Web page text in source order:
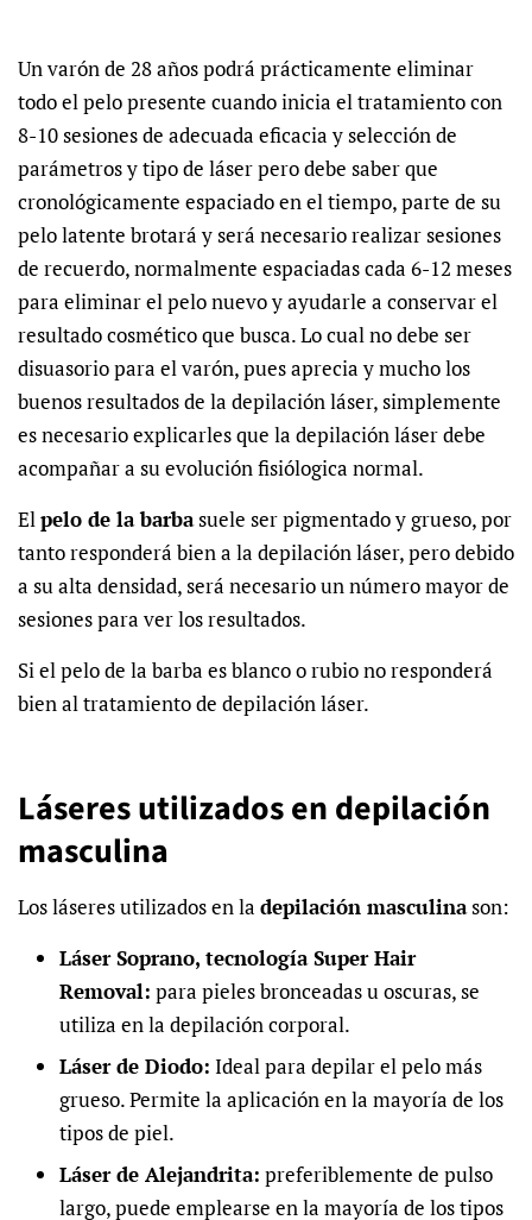
Un varón de 28 años podrá prácticamente eliminar
todo el pelo presente cuando inicia el tratamiento con
8-10 sesiones de adecuada eficacia y selección de
parámetros y tipo de láser pero debe saber que
cronológicamente espaciado en el tiempo, parte de su
pelo latente brotará y será necesario realizar sesiones
de recuerdo, normalmente espaciadas cada 6-12 meses
para eliminar el pelo nuevo y ayudarle a conservar el
resultado cosmético que busca. Lo cual no debe ser
disuasorio para el varón, pues aprecia y mucho los
buenos resultados de la depilación láser, simplemente
es necesario explicarles que la depilación láser debe
acompañar a su evolución fisiólogica normal.
Elpelo de la barbasuele ser pigmentado y grueso, por
tanto responderá bien a la depilación láser, pero debido
a su alta densidad, será necesario un número mayor de
sesiones para ver los resultados.
Si el pelo de la barba es blanco o rubio no responderá
bien al tratamiento de depilación láser.
Láseres utilizados en depilación
masculina
Los láseres utilizados en la depilación masculinason:
Láser Soprano, tecnología Super Hair
Removal: para pieles bronceadas u oscuras, se
utiliza en la depilación corporal.
Láser de Diodo: Ideal para depilar el pelo más
grueso. Permite la aplicación en la mayoría de los
tipos de piel.
Láser de Alejandrita: preferiblemente de pulso
largo, puede emplearse en la mayoría de los tipos